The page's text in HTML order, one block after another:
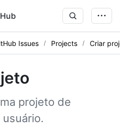
Issues Projects Criar
projeto de